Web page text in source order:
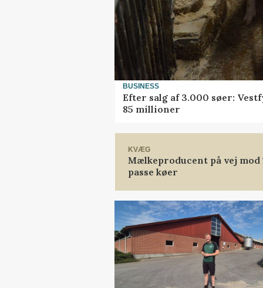
BUSINESS
Efter salg af 3.000 søer:
85 millioner
KVÆG
Mælkeproducent på vej
passe køer